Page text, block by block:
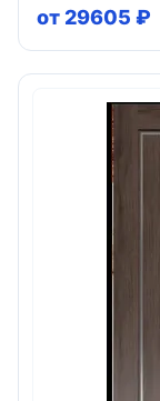
от 29605 ₽